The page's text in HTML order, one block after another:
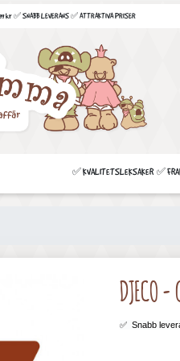
kr ✅ SNABB LEVERANS ✅ ATTRAKTIVA PRISER
✅ KVALITETSLEKSAKER ✅
DJECO -
✅ Snabb